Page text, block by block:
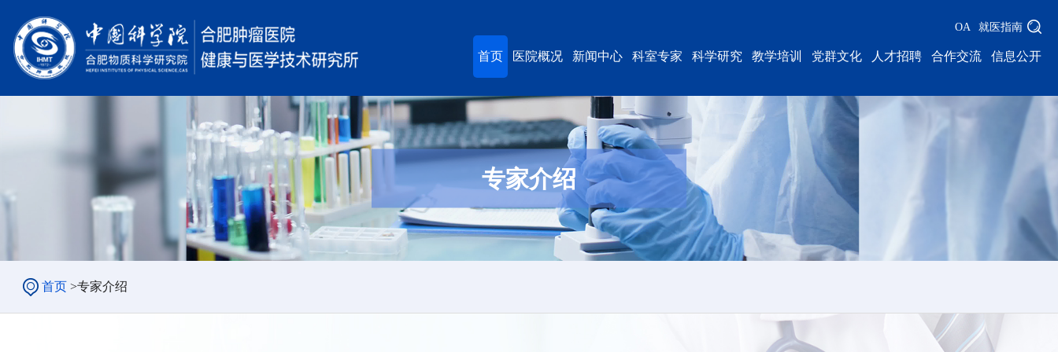
OA 就医指南
首页 医院概况 新闻中心 科室专家 科学研究 教学培训 党群文化 人才招聘 合作交流 信息公开
专家介绍
首页 >专家介绍